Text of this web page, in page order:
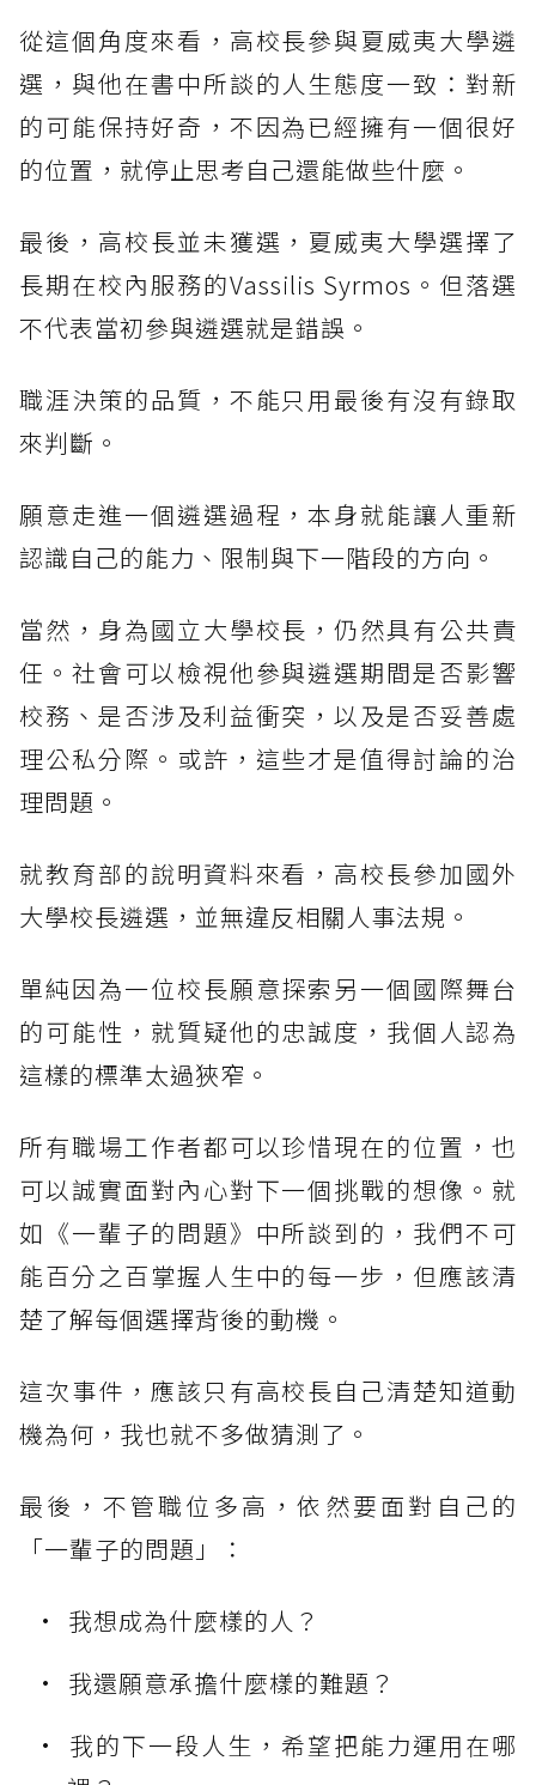
從這個角度來看，高校長參與夏威夷大學遴
選，與他在書中所談的人生態度一致：對新
的可能保持好奇，不因為已經擁有一個很好
的位置，就停止思考自己還能做些什麼。
最後，高校長並未獲選，夏威夷大學選擇了
長期在校內服務的Vassilis Syrmos。但落選
不代表當初參與遴選就是錯誤。
職涯決策的品質，不能只用最後有沒有錄取
來判斷。
願意走進一個遴選過程，本身就能讓人重新
認識自己的能力、限制與下一階段的方向。
當然，身為國立大學校長，仍然具有公共責
任。社會可以檢視他參與遴選期間是否影響
校務、是否涉及利益衝突，以及是否妥善處
理公私分際。或許，這些才是值得討論的治
理問題。
就教育部的說明資料來看，高校長參加國外
大學校長遴選，並無違反相關人事法規。
單純因為一位校長願意探索另一個國際舞台
的可能性，就質疑他的忠誠度，我個人認為
這樣的標準太過狹窄。
所有職場工作者都可以珍惜現在的位置，也
可以誠實面對內心對下一個挑戰的想像。就
如《一輩子的問題》中所談到的，我們不可
能百分之百掌握人生中的每一步，但應該清
楚了解每個選擇背後的動機。
這次事件，應該只有高校長自己清楚知道動
機為何，我也就不多做猜測了。
最後，不管職位多高，依然要面對自己的
「一輩子的問題」：
我想成為什麼樣的人？
我還願意承擔什麼樣的難題？
我的下一段人生，希望把能力運用在哪